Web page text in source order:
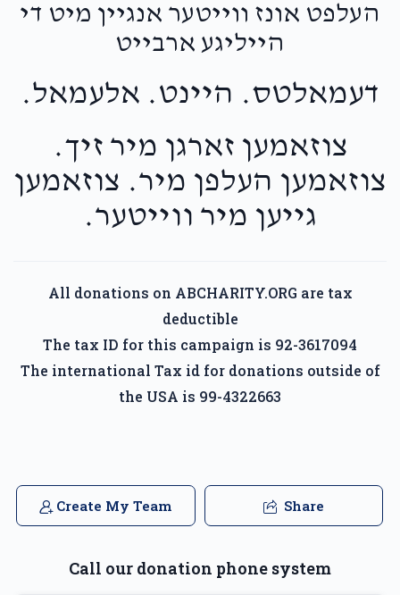
העלפט אונז ווייטער אנגיין מיט די
הייליגע ארבייט
דעמאלטס. היינט. אלעמאל.
צוזאמען זארגן מיר זיך.
צוזאמען העלפן מיר. צוזאמען
גייען מיר ווייטער.
All donations on ABCHARITY.ORG are tax
deductible
The tax ID for this campaign is 92-3617094
The international Tax id for donations outside of
the USA is 99-4322663
Create My Team Share
Call our donation phone system